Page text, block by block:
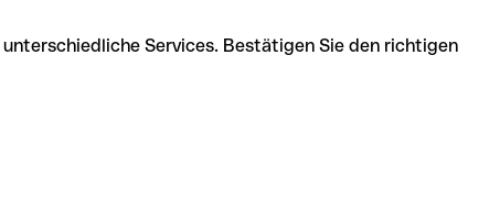
Services. Bestätigen Sie den richtigen